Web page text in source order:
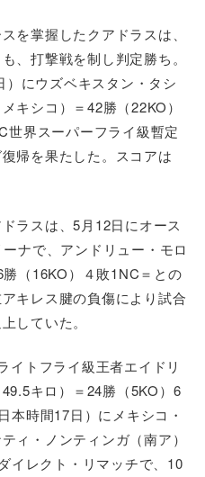
を掌握したクアドラスは、
、打撃戦を制し判定勝ち。
にウズベキスタン・タシ
キシコ）＝42勝（22KO）
世界スーパーフライ級暫定
帰を果たした。スコアは
ラスは、5月12日にオース
ナで、アンドリュー・モロ
（16KO）４敗1NC＝との
キレス腱の負傷により試合
していた。
イトフライ級王者エイドリ
キロ）＝24勝（5KO）6
本時間17日）にメキシコ・
ィ・ノンティンガ（南ア）
イレクト・リマッチで、10